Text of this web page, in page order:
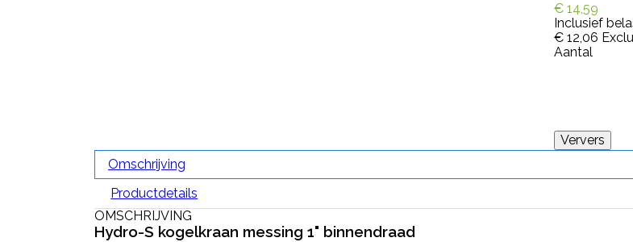
€ 14,59
Inclusief
€ 12,06
Aantal
Omschrijving
Productdetails
OMSCHRIJVING
Hydro-S kogelkraan messing 1" binnendraad